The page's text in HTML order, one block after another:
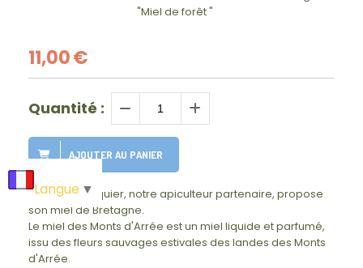
"Miel de forêt "
11,00€
Quantité :
AJOUTER AU PANIER
David du Pasquier, notre apiculteur partenaire, propose
son miel de Bretagne.
Le miel des Monts d'Arrée est un miel liquide et parfumé,
issu des fleurs sauvages estivales des landes des Monts
d'Arrée.
Langue ▼